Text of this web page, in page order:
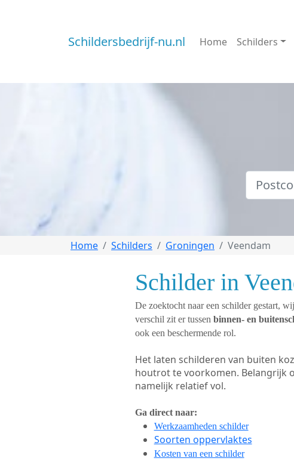
Schildersbedrijf-nu.nl Home Schilders
Home Schilders Groningen Veendam
Schilder in
De zoektocht naar een schilder gestart,
verschil zit er tussen binnen- en
ook een beschermende rol.
Het laten schilderen van buiten
houtrot te voorkomen. Belangrijk
namelijk relatief vol.
Ga direct naar:
Werkzaamheden schilder
Soorten oppervlaktes
Kosten van een schilder